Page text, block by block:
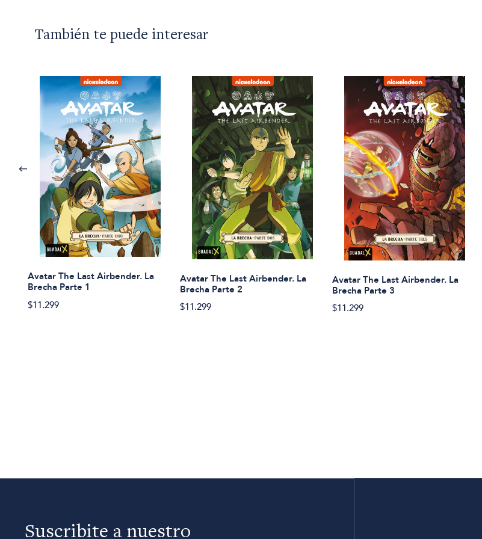
También te puede interesar
Avatar The Last Airbender. La
Brecha Parte 1
$11.299
Avatar The Last Airbender. La
Brecha Parte 2
$11.299
Avatar The Last Airbender. La
Brecha Parte 3
$11.299
Suscribite a nuestro